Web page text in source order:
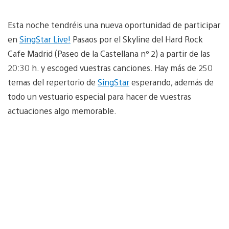
Esta noche tendréis una nueva oportunidad de participar
en SingStar Live! Pasaos por el Skyline del Hard Rock
Cafe Madrid (Paseo de la Castellana nº 2) a partir de las
20:30 h. y escoged vuestras canciones. Hay más de 250
temas del repertorio de SingStaresperando, además de
todo un vestuario especial para hacer de vuestras
actuaciones algo memorable.